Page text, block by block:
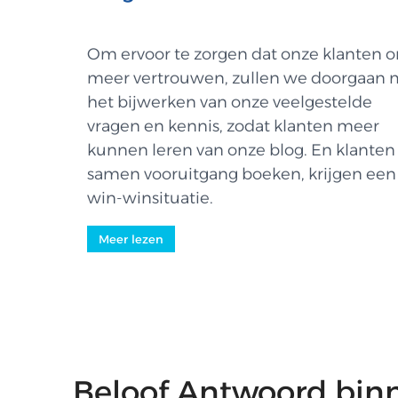
Om ervoor te zorgen dat onze klanten
meer vertrouwen, zullen we doorgaan
het bijwerken van onze veelgestelde
vragen en kennis, zodat klanten meer
kunnen leren van onze blog. En
samen vooruitgang boeken, krijgen een
win-winsituatie.
Meer lezen